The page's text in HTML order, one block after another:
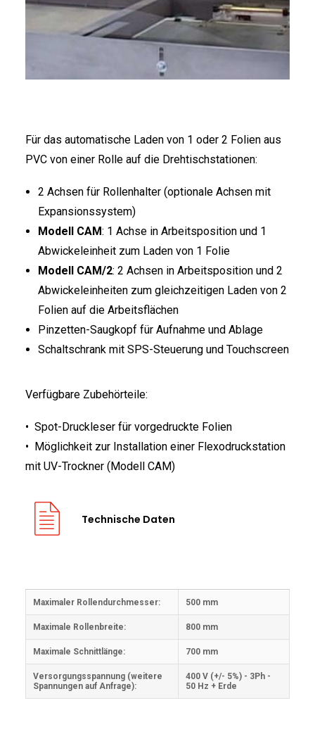
DEUTSCH
Für das automatische Laden von 1 oder 2 Folien aus
PVC von einer Rolle auf die Drehtischstationen:
2 Achsen für Rollenhalter (optionale Achsen mit
Expansionssystem)
Modell CAM: 1 Achse in Arbeitsposition und 1
Abwickeleinheit zum Laden von 1 Folie
Modell CAM/2: 2 Achsen in Arbeitsposition und 2
Abwickeleinheiten zum gleichzeitigen Laden von 2
Folien auf die Arbeitsflächen
Pinzetten-Saugkopf für Aufnahme und Ablage
Schaltschrank mit SPS-Steuerung und Touchscreen
Verfügbare Zubehörteile:
• Spot-Druckleser für vorgedruckte Folien
• Möglichkeit zur Installation einer Flexodruckstation
mit UV-Trockner (Modell CAM)
Technische Daten
Maximaler Rollendurchmesser: 500 mm
Maximale Rollenbreite: 800 mm
Maximale Schnittlänge: 700 mm
Versorgungsspannung (weitere
Spannungen auf Anfrage):
400 V (+/- 5%) - 3Ph -
50 Hz + Erde